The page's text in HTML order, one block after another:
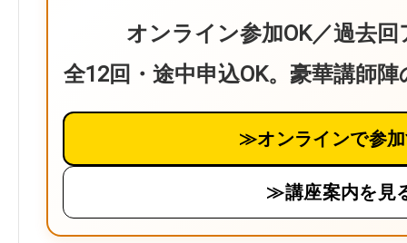
オンライン参加OK／過去
全12回・途中申込OK。豪華講師
≫オンラインで参
≫講座案内を見